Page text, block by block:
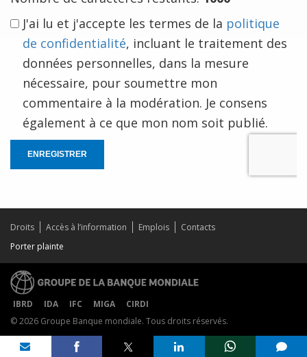
J'ai lu et j'accepte les termes de la politique
de confidentialité, incluant le traitement des
données personnelles, dans la mesure
nécessaire, pour soumettre mon
commentaire à la modération. Je consens
également à ce que mon nom soit publié.
ENREGISTRER
Share on
comments added
Droits Accès à l’information Emplois
Contacts
Porter plainte
IBRD IDA IFC MIGA
CIRDI
© 2026 Groupe Banque mondiale. Tous droits réservés.